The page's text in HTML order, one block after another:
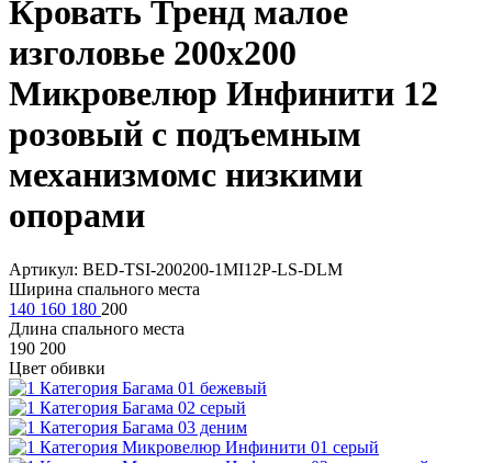
Кровать Тренд малое
изголовье 200х200
Микровелюр Инфинити 12
розовый с подъемным
механизмомс низкими
опорами
Артикул: BED-TSI-200200-1MI12P-LS-DLM
Ширина спального места
140 160 180 200
Длина спального места
190 200
Цвет обивки